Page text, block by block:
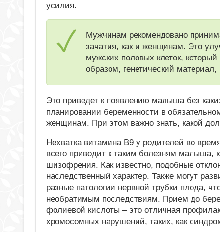
усилия.
Мужчинам рекомендовано
зачатия, как и женщинам. Это
мужских половых клеток,
образом, генетический
Это приведет к появлению малыша без
планировании беременности в
женщинам. При этом важно знать, какой
Нехватка витамина В9 у родителей во
всего приводит к таким болезням малыша,
шизофрения. Как известно, подобные
наследственный характер. Также могут
разные патологии нервной трубки плода,
необратимым последствиям. Прием до
фолиевой кислоты – это отличная
хромосомных нарушений, таких, как